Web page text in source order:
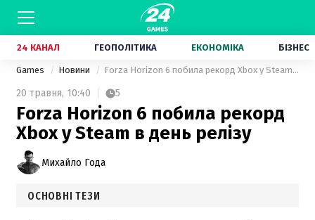
24 КАНАЛ ГЕОПОЛІТИКА ЕКОНОМІКА БІЗНЕС
Games Новини Forza Horizon 6 побила рекорд Xbox у Steam в день релізу
20 травня, 10:40 5
Forza Horizon 6 побила рекорд
Xbox у Steam в день релізу
Михайло Года
ОСНОВНІ ТЕЗИ